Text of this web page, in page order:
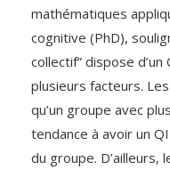
mathématiques
cognitive (PhD),
collectif” dispose
plusieurs facteurs.
qu’un groupe avec
tendance à avoir un
du groupe. D’ailleurs,